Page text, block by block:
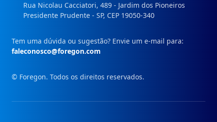
Rua Nicolau Cacciatori, 489 - Jardim dos Pioneiros
Presidente Prudente - SP, CEP 19050-340
Tem uma dúvida ou sugestão? Envie um e-mail para:
faleconosco@foregon.com
© Foregon. Todos os direitos reservados.